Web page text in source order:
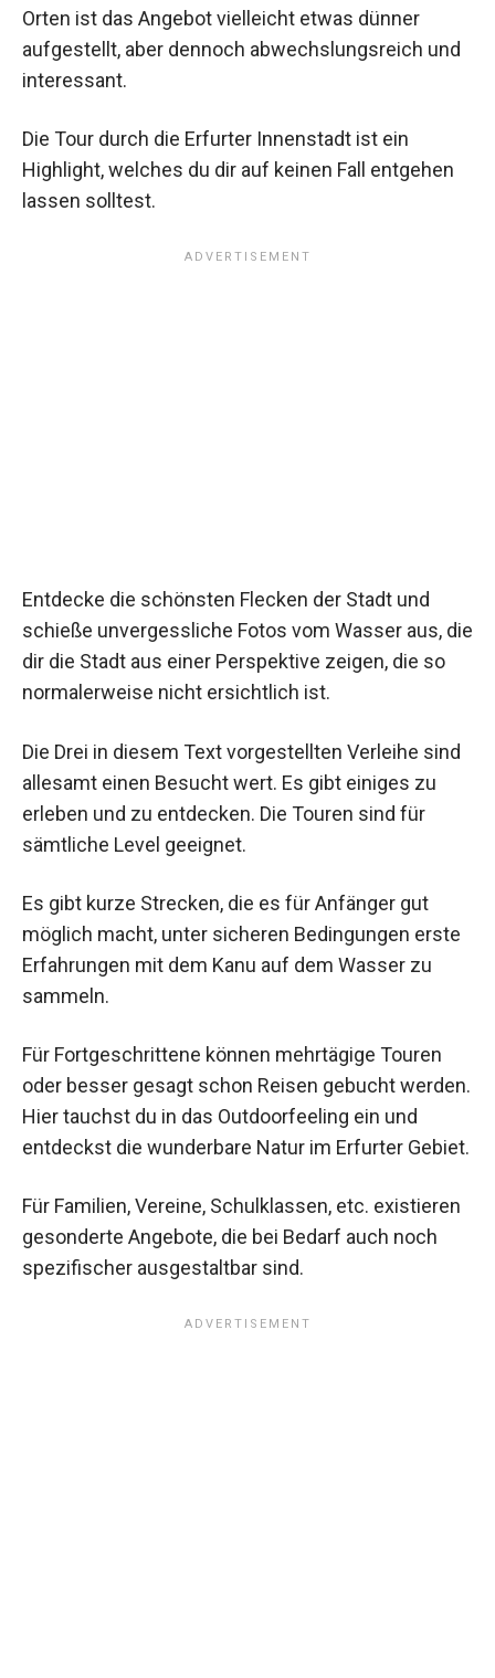
Orten ist das Angebot vielleicht etwas dünner
aufgestellt, aber dennoch abwechslungsreich und
interessant.
Die Tour durch die Erfurter Innenstadt ist ein
Highlight, welches du dir auf keinen Fall entgehen
lassen solltest.
Entdecke die schönsten Flecken der Stadt und
schieße unvergessliche Fotos vom Wasser aus, die
dir die Stadt aus einer Perspektive zeigen, die so
normalerweise nicht ersichtlich ist.
Die Drei in diesem Text vorgestellten Verleihe sind
allesamt einen Besucht wert. Es gibt einiges zu
erleben und zu entdecken. Die Touren sind für
sämtliche Level geeignet.
Es gibt kurze Strecken, die es für Anfänger gut
möglich macht, unter sicheren Bedingungen erste
Erfahrungen mit dem Kanu auf dem Wasser zu
sammeln.
Für Fortgeschrittene können mehrtägige Touren
oder besser gesagt schon Reisen gebucht werden.
Hier tauchst du in das Outdoorfeeling ein und
entdeckst die wunderbare Natur im Erfurter Gebiet.
Für Familien, Vereine, Schulklassen, etc. existieren
gesonderte Angebote, die bei Bedarf auch noch
spezifischer ausgestaltbar sind.